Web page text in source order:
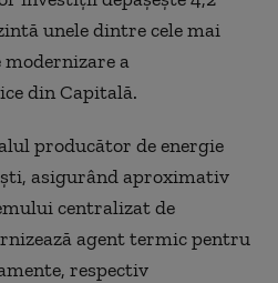
unele dintre cele mai
a
din Capitală.
producător de energie
asigurând aproximativ
centralizat de
agent termic pentru
respectiv